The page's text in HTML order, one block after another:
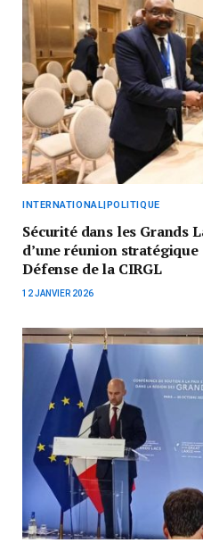
INTERNATIONAL|POLITIQUE
Sécurité dans les Grands
d’une réunion
Défense de la CIRGL
12 JANVIER 2026